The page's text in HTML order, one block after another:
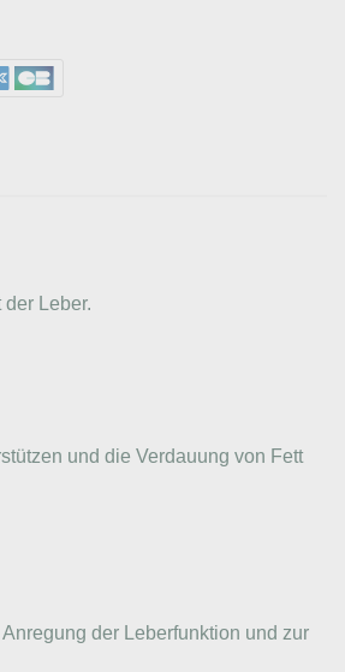
Leber.
und die Verdauung von Fett
der Leberfunktion und zur